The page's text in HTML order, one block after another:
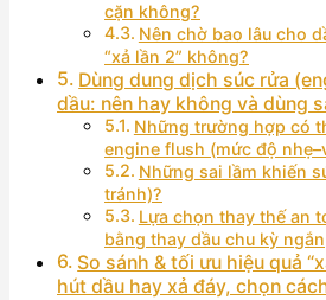
cặn không?
Nên chờ bao lâu cho
“xả lần 2” không?
Dùng dung dịch súc rửa
dầu: nên hay không và dùng
Những trường hợp có
engine flush (mức độ
Những sai lầm khiến
tránh)?
Lựa chọn thay thế an
bằng thay dầu chu kỳ ngắn
So sánh & tối ưu hiệu quả
hút dầu hay xả đáy, chọn